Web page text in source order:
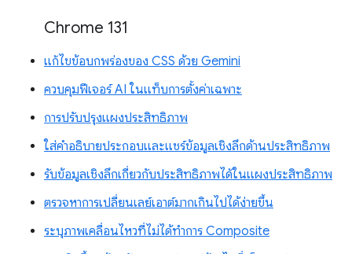
Chrome 131
แก้ไขข้อบกพร่องของ CSS ด้วย Gemini
ควบคุมฟีเจอร์ AI ในแท็บการตั้งค่าเฉพาะ
การปรับปรุงแผงประสิทธิภาพ
ใส่คำอธิบายประกอบและแชร์ข้อมูลเชิงลึกด้านประสิทธิภาพ
รับข้อมูลเชิงลึกเกี่ยวกับประสิทธิภาพได้ในแผงประสิทธิภาพ
ตรวจหาการเปลี่ยนเลย์เอาต์มากเกินไปได้ง่ายขึ้น
ระบุภาพเคลื่อนไหวที่ไม่ได้ทำการ Composite